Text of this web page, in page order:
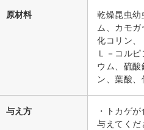
原材料
乾燥昆虫幼
ム、カモ
化コリン、
Ｌ－コル
ウム、硫
ン、葉酸、
与え方
・トカゲ
与えてくだ